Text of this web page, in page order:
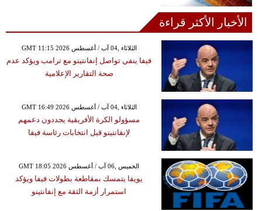
الأخبار الأكثر قراءة
GMT 11:15 2026 الثلاثاء ,04 آب / أغسطس
فيفا ينفي تواصل إنفانتينو مع ترامب ويؤكد عدم
صحة التقارير الإعلامية
GMT 16:49 2026 الثلاثاء ,04 آب / أغسطس
مسؤولو الكرة الأفريقية يجددون دعمهم
لإنفانتينو قبل انتخابات رئاسة فيفا
GMT 18:05 2026 الخميس ,06 آب / أغسطس
يويفا يتمسك بمقاطعة بطولات فيفا ويؤكد
استمرار أزمة الثقة مع إنفانتينو